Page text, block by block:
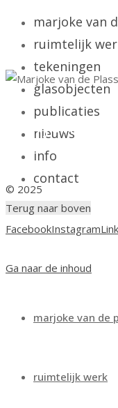
marjoke van
ruimtelijk
tekeningen
glasobjecten
publicaties
nieuws
info
contact
FacebookInstagram
Ga naar de inhoud
marjoke van de
ruimtelijk werk
Marjoke
© 2025
Terug naar boven